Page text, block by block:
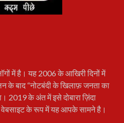
में है। यह 2006 के आखिरी दिनों में
बाद “नोटबंदी के खिलाफ़ जनता का
2019 के अंत में इसे दोबारा ज़िंदा
के रूप में यह आपके सामने है।